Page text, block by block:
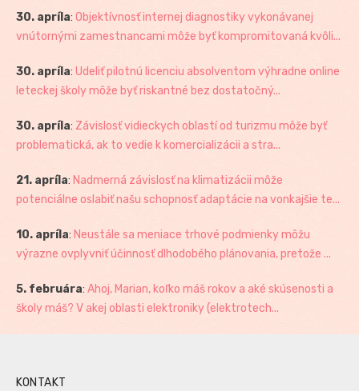
30. apríla: Objektívnosť internej diagnostiky vykonávanej
vnútornými zamestnancami môže byť kompromitovaná kvôli...
30. apríla: Udeliť pilotnú licenciu absolventom výhradne online
leteckej školy môže byť riskantné bez dostatočný...
30. apríla: Závislosť vidieckych oblastí od turizmu môže byť
problematická, ak to vedie k komercializácii a stra...
21. apríla: Nadmerná závislosť na klimatizácii môže
potenciálne oslabiť našu schopnosť adaptácie na vonkajšie te...
10. apríla: Neustále sa meniace trhové podmienky môžu
výrazne ovplyvniť účinnosť dlhodobého plánovania, pretože ...
5. februára: Ahoj, Marian, koľko máš rokov a aké skúsenosti a
školy máš? V akej oblasti elektroniky (elektrotech...
KONTAKT